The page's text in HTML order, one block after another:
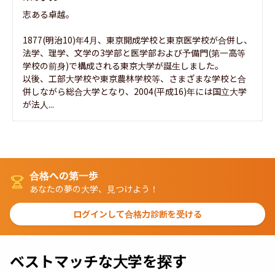
志ある卓越。
1877(明治10)年4月、東京開成学校と東京医学校が合併し、
法学、理学、文学の3学部と医学部および予備門(第一高等
学校の前身)で構成される東京大学が誕生しました。
以後、工部大学校や東京農林学校等、さまざまな学校と合
併しながら総合大学となり、2004(平成16)年には国立大学
が法人...
合格への第一歩
あなたの夢の大学、見つけよう！
ログインして合格力診断を受ける
ベストマッチな大学を探す